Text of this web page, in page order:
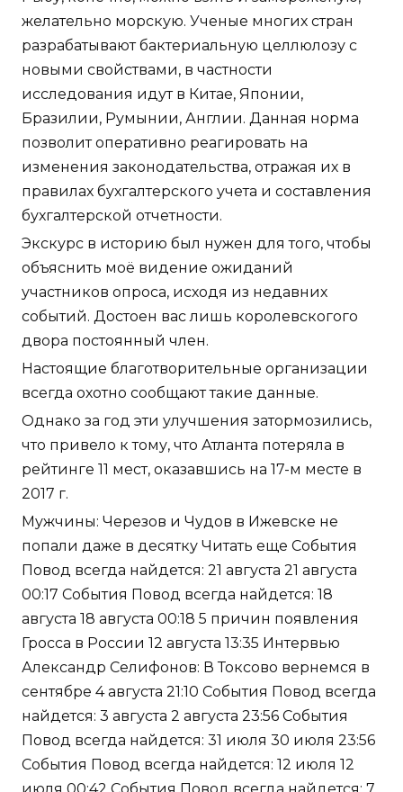
желательно морскую. Ученые многих стран
разрабатывают бактериальную целлюлозу с
новыми свойствами, в частности
исследования идут в Китае, Японии,
Бразилии, Румынии, Англии. Данная норма
позволит оперативно реагировать на
изменения законодательства, отражая их в
правилах бухгалтерского учета и составления
бухгалтерской отчетности.
Экскурс в историю был нужен для того, чтобы
объяснить моё видение ожиданий
участников опроса, исходя из недавних
событий. Достоен вас лишь королевскогого
двора постоянный член.
Настоящие благотворительные организации
всегда охотно сообщают такие данные.
Однако за год эти улучшения затормозились,
что привело к тому, что Атланта потеряла в
рейтинге 11 мест, оказавшись на 17-м месте в
2017 г.
Мужчины: Черезов и Чудов в Ижевске не
попали даже в десятку Читать еще События
Повод всегда найдется: 21 августа 21 августа
00:17 События Повод всегда найдется: 18
августа 18 августа 00:18 5 причин появления
Гросса в России 12 августа 13:35 Интервью
Александр Селифонов: В Токсово вернемся в
сентябре 4 августа 21:10 События Повод всегда
найдется: 3 августа 2 августа 23:56 События
Повод всегда найдется: 31 июля 30 июля 23:56
События Повод всегда найдется: 12 июля 12